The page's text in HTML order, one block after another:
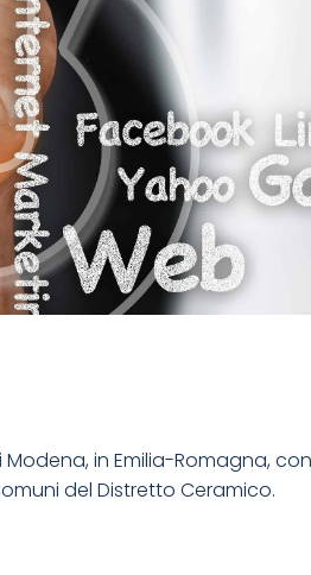
in Emilia-Romagna,
del Distretto Ceramico.